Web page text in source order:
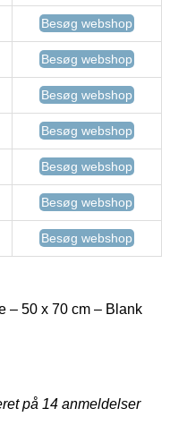
Besøg webshop
Besøg webshop
Besøg webshop
Besøg webshop
Besøg webshop
Besøg webshop
Besøg webshop
– 50 x 70 cm – Blank
på 14 anmeldelser